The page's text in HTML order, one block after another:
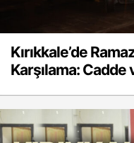
Kırıkkale’de
Karşılama: Cadde